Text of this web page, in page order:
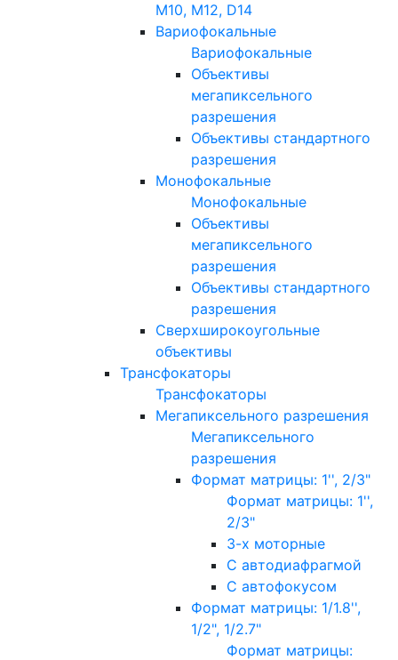
M10, M12, D14
Вариофокальные
Вариофокальные
Объективы
мегапиксельного
разрешения
Объективы стандартного
разрешения
Монофокальные
Монофокальные
Объективы
мегапиксельного
разрешения
Объективы стандартного
разрешения
Сверхширокоугольные
объективы
Трансфокаторы
Трансфокаторы
Мегапиксельного разрешения
Мегапиксельного
разрешения
Формат матрицы: 1'', 2/3"
Формат матрицы: 1'',
2/3"
3-х моторные
С автодиафрагмой
С автофокусом
Формат матрицы: 1/1.8'',
1/2", 1/2.7"
Формат матрицы: